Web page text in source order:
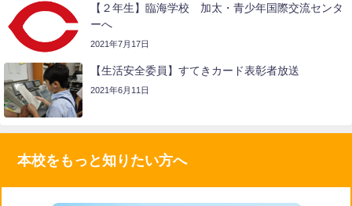
【２年生】臨海学校 加太・青少年国際交流センタ
ーへ
2021年7月17日
【生活安全委員】すてきカード表彰者放送
2021年6月11日
本校をもっと知りたい方へ